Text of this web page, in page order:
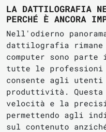
LA DATTILOGRAFIA
PERCHÉ È ANCORA
Nell'odierno
dattilografia
computer sono
tutte le
consente agli utenti
produttività.
velocità e la
permettendo agli
sul contenuto